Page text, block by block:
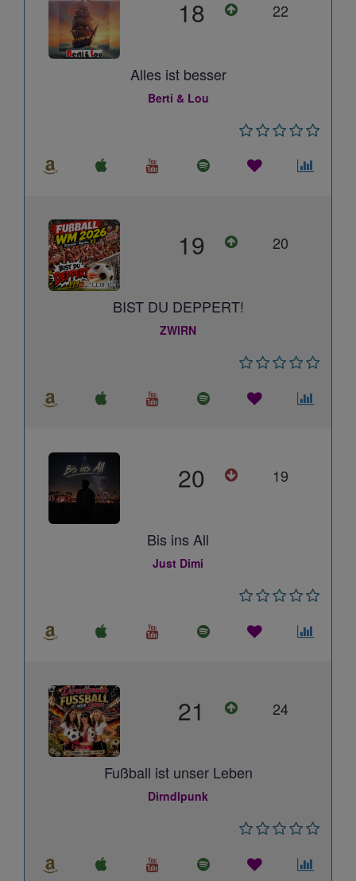
18 22
Alles ist besser
Berti & Lou
19 20
BIST DU DEPPERT!
ZWIRN
20 19
Bis ins All
Just Dimi
21 24
Fußball ist unser Leben
Dirndlpunk